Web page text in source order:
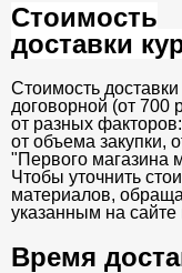
Стоимость
доставки
Стоимость доставки
договорной (от 700
от разных
от объема закупки,
"Первого магазина
Чтобы уточнить
материалов,
указанным на сайте
Время